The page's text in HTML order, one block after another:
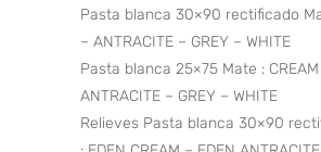
Pasta blanca 30×90 rectificado
– ANTRACITE – GREY – WHITE
Pasta blanca 25×75 Mate :
ANTRACITE – GREY – WHITE
Relieves Pasta blanca 30×90